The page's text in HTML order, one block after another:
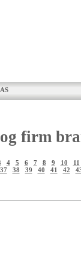
firm
4 5 6 7 8 9 10
11
37 38 39 40 41 42